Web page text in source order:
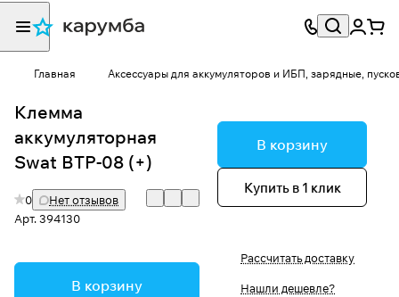
Главная Аксессуары для аккумуляторов и ИБП, зарядные,
Клемма
аккумуляторная
Swat BTP-08 (+)
0
Нет отзывов
Арт.394130
В корзину
В корзину
Купить в 1 клик
Рассчитать доставку
Нашли дешевле?